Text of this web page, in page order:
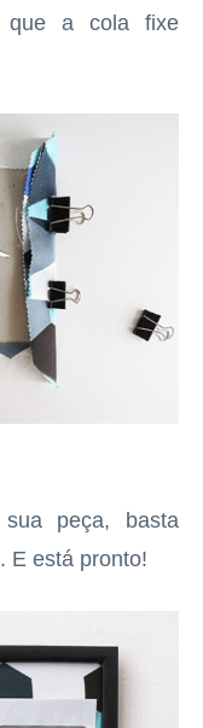
que a cola fixe
peça, basta
E está pronto!